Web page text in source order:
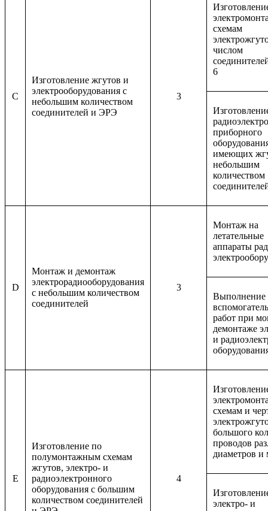
C
Изготовление жгутов и
электрооборудования с
небольшим количеством
соединителей и ЭРЭ
3
схемам
числом
6
приборного
имеющих
небольшим
количеством
D
Монтаж и демонтаж
электрорадиооборудования
с небольшим количеством
соединителей
3
Монтаж на
летательные
аппараты
Выполнение
работ при
демонтаже
и
E
Изготовление по
полумонтажным схемам
жгутов, электро- и
радиоэлектронного
оборудования с большим
количеством соединителей
4
схемам и
большого
проводов
диаметров и
электро- и